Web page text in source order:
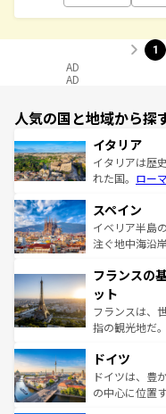
1
AD
AD
人気の国と地域から探
イタリア
イタリアは歴
れた国。 ローマ
ろん、トスカ
景など、自然
ピザやパスタ
ませてくれる
なお、新着の
しい。
スペイン
イベリア半島
注ぐ地中海沿
文化が根付く
れる闘牛、そ
る。首都マド
アートに溢れ
せる。地方に
ンテンツ一覧
フランスの
ット
フランスは、
指の観光地だ
で、幅広い魅
聖堂、美しい
から魅了する
ドイツ
ドイツは、豊
の中心に位置